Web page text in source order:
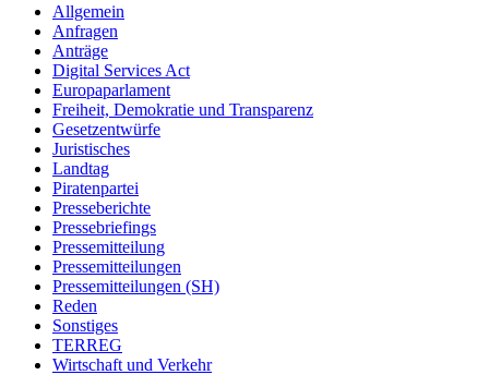
Allgemein
Anfragen
Anträge
Digital Services Act
Europaparlament
Freiheit, Demokratie und Transparenz
Gesetzentwürfe
Juristisches
Landtag
Piratenpartei
Presseberichte
Pressebriefings
Pressemitteilung
Pressemitteilungen
Pressemitteilungen (SH)
Reden
Sonstiges
TERREG
Wirtschaft und Verkehr